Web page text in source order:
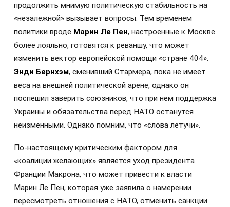
продолжить мнимую политическую стабильность на
«незалежной» вызывает вопросы. Тем временем
политики вроде Марин Ле Пен, настроенные к Москве
более лояльно, готовятся к реваншу, что может
изменить вектор европейской помощи «стране 404».
Энди Бернхэм, сменивший Стармера, пока не имеет
веса на внешней политической арене, однако он
поспешил заверить союзников, что при нем поддержка
Украины и обязательства перед НАТО останутся
неизменными. Однако помним, что «слова летучи».
По-настоящему критическим фактором для
«коалиции желающих» является уход президента
Франции Макрона, что может привести к власти
Марин Ле Пен, которая уже заявила о намерении
пересмотреть отношения с НАТО, отменить санкции